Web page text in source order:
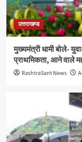
उत्तराखण्ड
मुख्यमंत्री धामी बोले-
प्राथमिकता, आने वाले
RashtraSant News